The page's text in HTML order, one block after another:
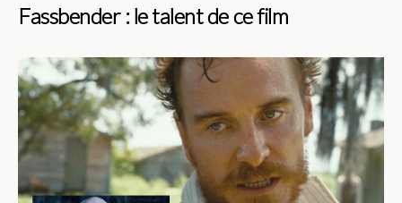
Fassbender : le talent de cefilm